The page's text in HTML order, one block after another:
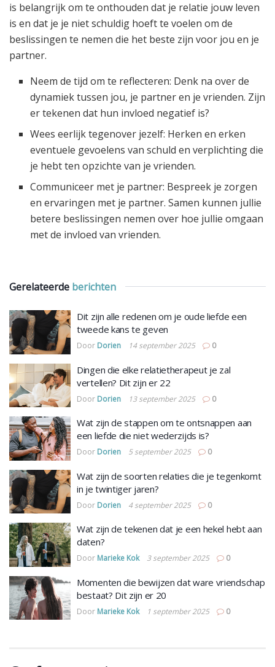
is belangrijk om te onthouden dat je relatie jouw leven
is en dat je je niet schuldig hoeft te voelen om de
beslissingen te nemen die het beste zijn voor jou en je
partner.
Neem de tijd om te reflecteren: Denk na over de
dynamiek tussen jou, je partner en je vrienden. Zijn
er tekenen dat hun invloed negatief is?
Wees eerlijk tegenover jezelf: Herken en erken
eventuele gevoelens van schuld en verplichting die
je hebt ten opzichte van je vrienden.
Communiceer met je partner: Bespreek je zorgen
en ervaringen met je partner. Samen kunnen jullie
betere beslissingen nemen over hoe jullie omgaan
met de invloed van vrienden.
Gerelateerde berichten
Dit zijn alle redenen om je oude liefde een
tweede kans te geven
Door Dorien 14 september 2025 0
Dingen die elke relatietherapeut je zal
vertellen? Dit zijn er 22
Door Dorien 13 september 2025 0
Wat zijn de stappen om te ontsnappen aan
een liefde die niet wederzijds is?
Door Dorien 5 september 2025 0
Wat zijn de soorten relaties die je tegenkomt
in je twintiger jaren?
Door Dorien 4 september 2025 0
Wat zijn de tekenen dat je een hekel hebt aan
daten?
Door Marieke Kok 3 september 2025 0
Momenten die bewijzen dat ware vriendschap
bestaat? Dit zijn er 20
Door Marieke Kok 1 september 2025 0